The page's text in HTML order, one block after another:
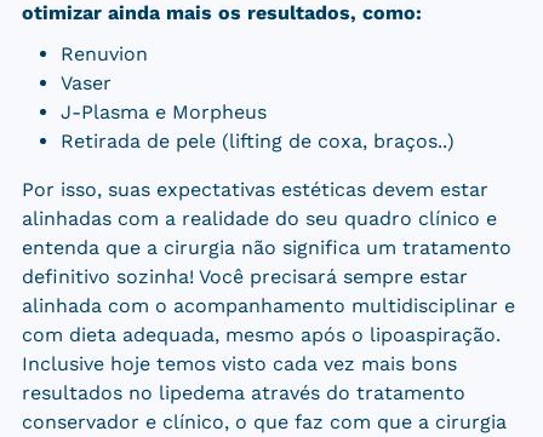
otimizar ainda mais os resultados, como:
Renuvion
Vaser
J-Plasma e Morpheus
Retirada de pele (lifting de coxa, braços..)
Por isso, suas expectativas estéticas devem estar
alinhadas com a realidade do seu quadro clínico e
entenda que a cirurgia não significa um tratamento
definitivo sozinha! Você precisará sempre estar
alinhada com o acompanhamento multidisciplinar e
com dieta adequada, mesmo após o lipoaspiração.
Inclusive hoje temos visto cada vez mais bons
resultados no lipedema através do tratamento
conservador e clínico, o que faz com que a cirurgia